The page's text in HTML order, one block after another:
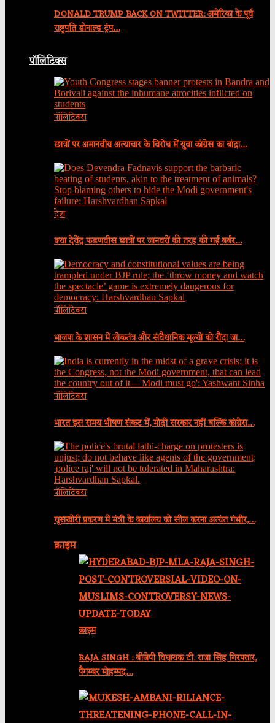
DONALD TRUMP BACK ON TWITTER: अमेरिका के पूर्व
राष्ट्रपति डोनाल्ड ट्रंप…
पॉलिटिक्स
पॉलिटिक्स
छात्रों पर अमानवीय अत्याचार के विरोध में युवा कांग्रेस का बांद्रा…
देश
क्या देवेंद्र फडणवीस छात्रों पर जानवरों की तरह की गई बर्बर…
पॉलिटिक्स
भाजपा के शासन में लोकतंत्र और संवैधानिक मूल्यों को रौंदा जा…
पॉलिटिक्स
भारत इस समय भीषण संकट में, मोदी सरकार नहीं बल्कि कांग्रेस…
पॉलिटिक्स
घूसखोरी प्रकरण में मंत्री के कार्यालय को सील करना अत्यंत गंभीर,…
क्राइम
क्राइम
RAJA SINGH : बीजेपी विधायक टी. राजा सिंह गिरफ्तार,
पैगम्बर मोहम्मद…